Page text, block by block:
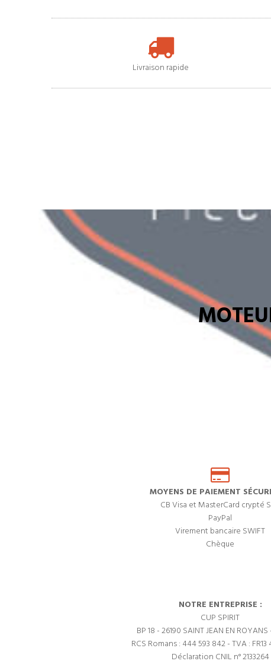
Livraison rapide
MOYENS DE PAIEMENT
CB Visa et MasterCard crypté
PayPal
Virement bancaire SWIFT
Chèque
NOTRE ENTREPRISE :
CUP SPIRIT
BP 18 - 26190 SAINT JEAN EN
RCS Romans : 444 593 842 - TVA :
Déclaration CNIL n° 2133264